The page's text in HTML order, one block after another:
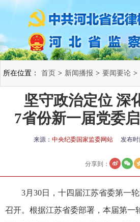
所在位置： 首页 > 新闻播报 > 要闻要论 >
坚守政治定位 深
7省份新一届党委
来源： 中央纪委国家监委网站 发布时
分享到：
3月30日，十四届江苏省委第一
召开。根据江苏省委部署，本届第一